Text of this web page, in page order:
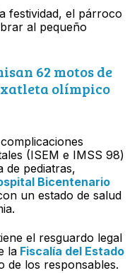
festividad, el párroco
al pequeño
62 motos de
olímpico
(ISEM e IMSS 98)
de pediatras,
Bicentenario
un estado de salud
el resguardo legal
la Fiscalía del Estado
de los responsables.